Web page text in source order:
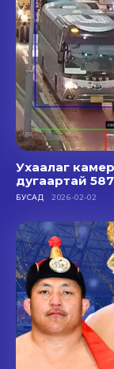
Ухаалаг
дугаартай 587
БУСАД 2026-02-02